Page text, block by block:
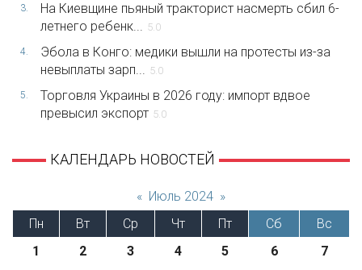
3.
На Киевщине пьяный тракторист насмерть сбил 6-
летнего ребенк... 5.0
4.
Эбола в Конго: медики вышли на протесты из-за
невыплаты зарп... 5.0
5.
Торговля Украины в 2026 году: импорт вдвое
превысил экспорт 5.0
КАЛЕНДАРЬ НОВОСТЕЙ
« Июль 2024 »
Пн
Вт Ср Чт Пт Сб
Вс
1
2 3 4 5 6
7